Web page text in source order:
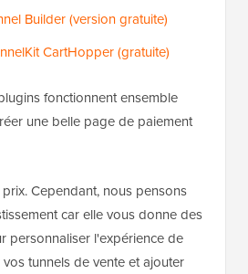
Builder (version gratuite)
CartHopper (gratuite)
fonctionnent ensemble
une belle page de paiement
Cependant, nous pensons
car elle vous donne des
personnaliser l'expérience de
tunnels de vente et ajouter